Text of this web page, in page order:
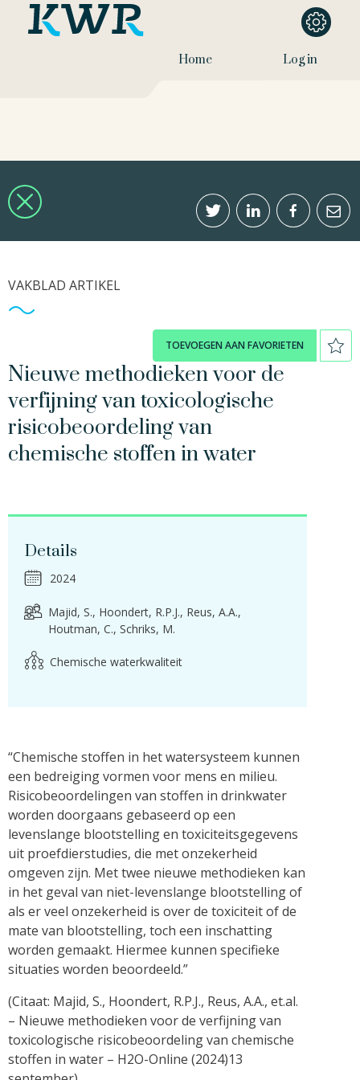
Home Log in
VAKBLAD ARTIKEL
TOEVOEGEN AAN FAVORIETEN
Nieuwe methodieken voor de
verfijning van toxicologische
risicobeoordeling van
chemische stoffen in water
Details
2024
Majid, S. Hoondert, R.P.J. Reus, A.A.
Houtman, C. Schriks, M.
Chemische waterkwaliteit
“Chemische stoffen in het watersysteem kunnen
een bedreiging vormen voor mens en milieu.
Risicobeoordelingen van stoffen in drinkwater
worden doorgaans gebaseerd op een
levenslange blootstelling en toxiciteitsgegevens
uit proefdierstudies, die met onzekerheid
omgeven zijn. Met twee nieuwe methodieken kan
in het geval van niet-levenslange blootstelling of
als er veel onzekerheid is over de toxiciteit of de
mate van blootstelling, toch een inschatting
worden gemaakt. Hiermee kunnen specifieke
situaties worden beoordeeld.”
(Citaat: Majid, S., Hoondert, R.P.J., Reus, A.A., et.al.
– Nieuwe methodieken voor de verfijning van
toxicologische risicobeoordeling van chemische
stoffen in water – H2O-Online (2024)13